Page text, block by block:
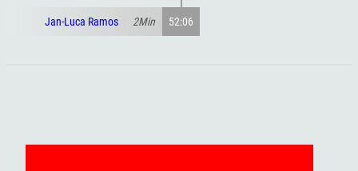
Jan-Luca Ramos 2Min 52:06